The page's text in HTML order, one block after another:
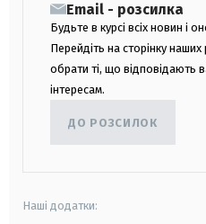
Email - розсилка
Будьте в курсі всіх новин і
Перейдіть на сторінку
обрати ті, що відповідають
інтересам.
ДО РОЗСИЛОК
Наші додатки: